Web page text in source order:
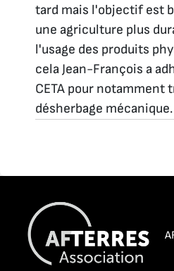
tard mais l'objectif est
une agriculture plus
l'usage des produits
cela Jean-François a
CETA pour notamment
désherbage mécanique.